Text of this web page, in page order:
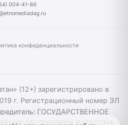
004-41-86
конфиденциальности
(12+) зарегистрировано в
г. Регистрационный номер ЭЛ
ГОСУДАРСТВЕННОЕ
РЕСПУБЛИКИ ДАГЕСТАН